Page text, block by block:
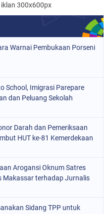
300x600px
Warnai Pembukaan Porseni
School, Imigrasi Parepare
dan Peluang Sekolah
Darah dan Pemeriksaan
HUT ke-81 Kemerdekaan
Arogansi Oknum Satres
Makassar terhadap Jurnalis
Sidang TPP untuk